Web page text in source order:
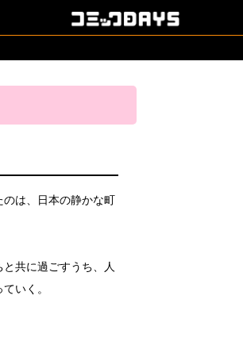
は、日本の静かな町
共に過ごすうち、人
いく。